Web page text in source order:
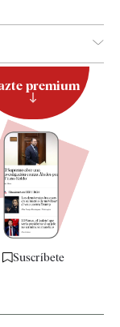
premium
Suscríbete